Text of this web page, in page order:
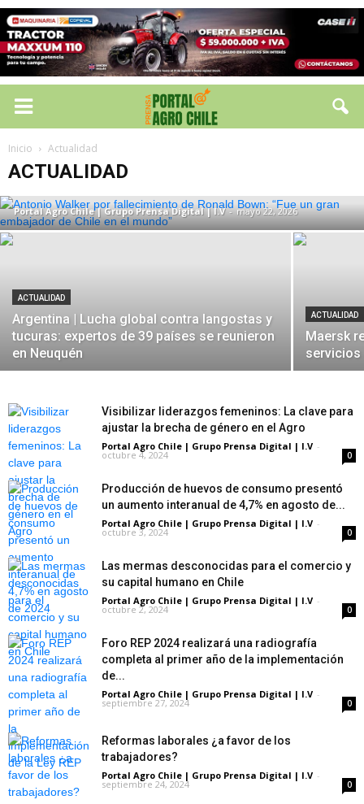
Inicio Actualidad
ACTUALIDAD
Antonio Walker por fallecimiento de
Ronald Bown: “Fue un gran embajador de
Portal Agro Chile | Grupo Prensa Digital | I.V - mayo 22, 2026
ACTUALIDAD
Argentina | Lucha global contra langostas y
tucuras: expertos de 39 países se reunieron
en Neuquén
ACTUALIDAD
Maersk
Visibilizar liderazgos femeninos: La clave para
ajustar la brecha de género en el Agro
Portal Agro Chile | Grupo Prensa Digital | I.V -
octubre 4, 2024 0
Producción de huevos de consumo presentó
un aumento interanual de 4,7% en agosto de...
Portal Agro Chile | Grupo Prensa Digital | I.V -
octubre 3, 2024 0
Las mermas desconocidas para el comercio y
su capital humano en Chile
Portal Agro Chile | Grupo Prensa Digital | I.V -
octubre 2, 2024 0
Foro REP 2024 realizará una radiografía
completa al primer año de la implementación
de...
Portal Agro Chile | Grupo Prensa Digital | I.V -
septiembre 27, 2024 0
Reformas laborales ¿a favor de los
trabajadores?
Portal Agro Chile | Grupo Prensa Digital | I.V -
septiembre 24, 2024 0